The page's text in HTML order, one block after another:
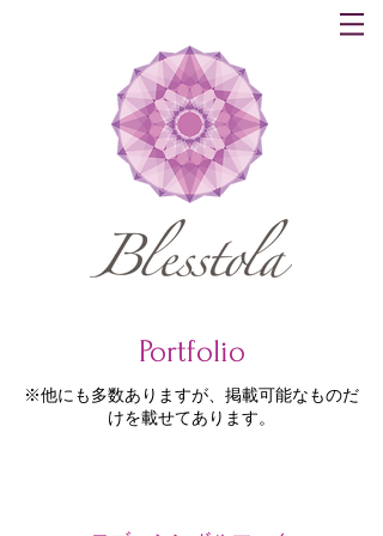
Portfolio
※他にも多数ありますが、掲載可能なものだ
けを載せてあります。